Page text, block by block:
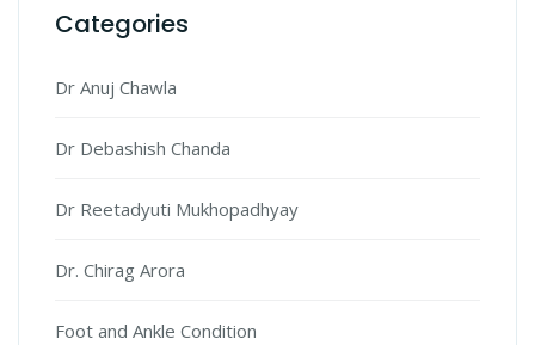
Categories
Dr Anuj Chawla
Dr Debashish Chanda
Dr Reetadyuti Mukhopadhyay
Dr. Chirag Arora
Foot and Ankle Condition